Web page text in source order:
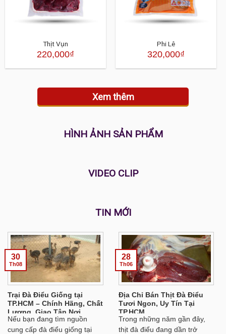
Thịt Vụn
220,000₫
Phi Lê
320,000₫
Xem thêm
HÌNH ẢNH SẢN PHẨM
VIDEO CLIP
TIN MỚI
Trại Đà Điểu Giống tại
TP.HCM – Chính Hãng, Chất
Lượng, Giao Tận Nơi
Nếu bạn đang tìm nguồn
cung cấp đà điểu giống tại
30
Th08
Địa Chỉ Bán Thịt Đà Điểu
Tươi Ngon, Uy Tín Tại
TP.HCM
Trong những năm gần đây,
thịt đà điểu đang dần trở
28
Th06